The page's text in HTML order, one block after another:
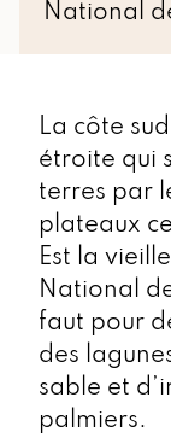
National
La côte
étroite qui
terres par
plateaux
Est la
National
faut pour
des
sable et
palmiers.